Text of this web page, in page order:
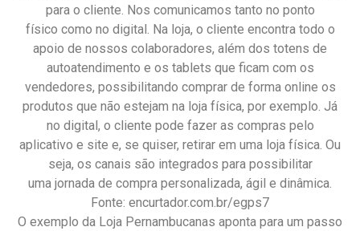
para o cliente. Nos comunicamos tanto no ponto
físico como no digital. Na loja, o cliente encontra todo o
apoio de nossos colaboradores, além dos totens de
autoatendimento e os tablets que ficam com os
vendedores, possibilitando comprar de forma online os
produtos que não estejam na loja física, por exemplo. Já
no digital, o cliente pode fazer as compras pelo
aplicativo e site e, se quiser, retirar em uma loja física. Ou
seja, os canais são integrados para possibilitar
uma jornada de compra personalizada, ágil e dinâmica.
Fonte: encurtador.com.br/egps7
O exemplo da Loja Pernambucanas aponta para um passo